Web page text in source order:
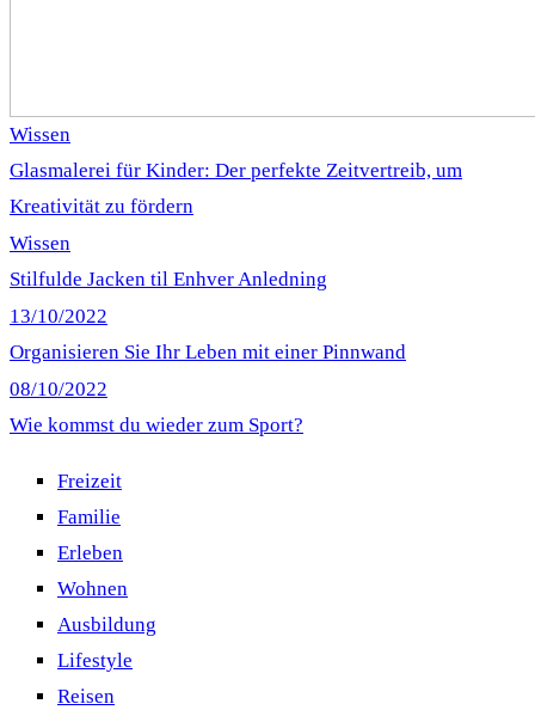
Wissen
Glasmalerei für Kinder: Der perfekte Zeitvertreib, um
Kreativität zu fördern
Wissen
Stilfulde Jacken til Enhver Anledning
13/10/2022
Organisieren Sie Ihr Leben mit einer Pinnwand
08/10/2022
Wie kommst du wieder zum Sport?
Freizeit
Familie
Erleben
Wohnen
Ausbildung
Lifestyle
Reisen